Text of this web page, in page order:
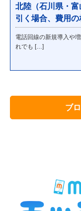
北陸（石川県・
引く場合、費用
電話回線の新規導入や
れでも […]
ブ